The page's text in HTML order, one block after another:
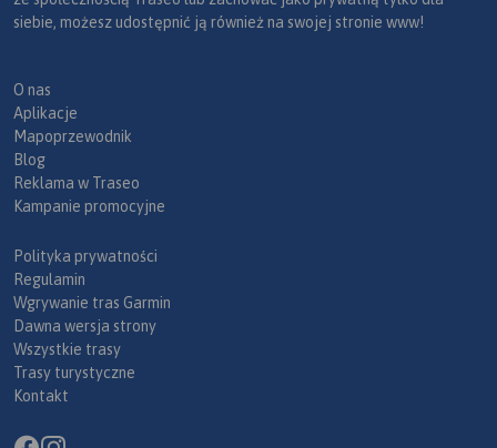
siebie, możesz udostępnić ją również na swojej stronie www!
O nas
Aplikacje
Mapoprzewodnik
Blog
Reklama w Traseo
Kampanie promocyjne
Polityka prywatności
Regulamin
Wgrywanie tras Garmin
Dawna wersja strony
Wszystkie trasy
Trasy turystyczne
Kontakt